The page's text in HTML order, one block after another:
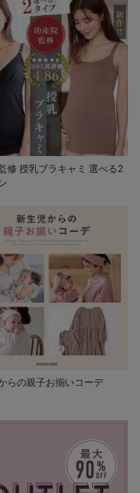
修 授乳ブラキャミ 選べる2
らの親子お揃いコーデ